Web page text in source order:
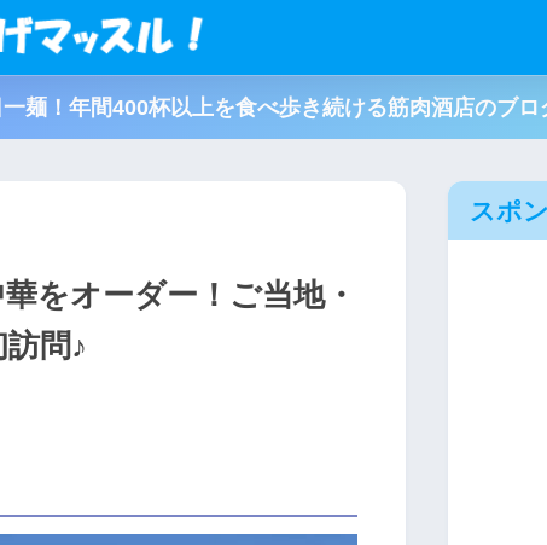
麺！年間400杯以上を食べ歩き続ける筋肉酒店のブロ
をオーダー！ご当地・
問♪
スポ